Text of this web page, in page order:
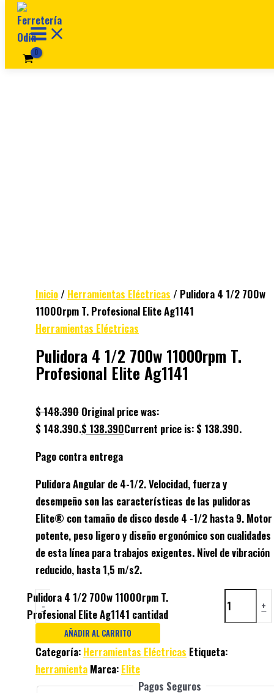
Ir al contenido
Inicio/ Herramientas Eléctricas / Pulidora 4 1/2 700w
11000rpm T. Profesional Elite Ag1141
Herramientas Eléctricas
Pulidora 4 1/2 700w 11000rpm T.
Profesional Elite Ag1141
$148.390 Original price was:
$ 148.390.$ 138.390Current price is: $ 138.390.
Pago contra entrega
Pulidora Angular de 4-1/2. Velocidad, fuerza y
desempeño son las características de las pulidoras
Elite® con tamaño de disco desde 4 -1/2 hasta 9. Motor
potente, peso ligero y diseño ergonómico son cualidades
de esta línea para trabajos exigentes. Nivel de vibración
reducido, hasta 1,5 m/s2.
-
Pulidora 4 1/2 700w 11000rpm T.
Profesional Elite Ag1141 cantidad
+
AÑADIR AL CARRITO
Categoría: Herramientas Eléctricas Etiqueta:
herramienta Marca: Elite
Pagos Seguros